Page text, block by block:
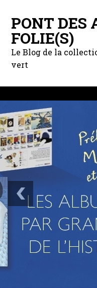
PONT DES
FOLIE(S)
Le Blog de la
vert